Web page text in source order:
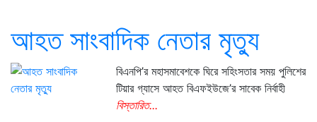
আহত সাংবাদিক নেতার মৃত্যু
বিএনপি’র মহাসমাবেশকে ঘিরে সহিংসতার সময় পুলিশের
টিয়ার গ্যাসে আহত বিএফইউজে’র সাবেক নির্বাহী
বিস্তারিত...